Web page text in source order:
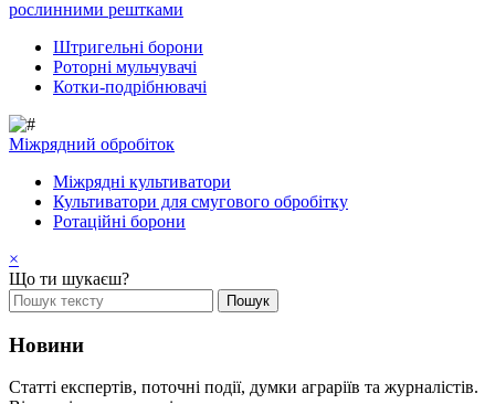
рослинними рештками
Штригельні борони
Pоторні мульчувачі
Котки-подрібнювачі
Mіжрядний обробіток
Міжрядні культиватори
Культиватори для смугового обробітку
Ротаційні борони
×
Що ти шукаєш?
Новини
Статті експертів, поточні події, думки аграріїв та журналістів.